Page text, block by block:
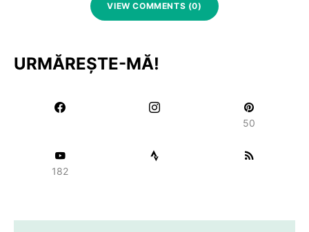
VIEW COMMENTS (0)
URMĂREȘTE-MĂ!
50
182